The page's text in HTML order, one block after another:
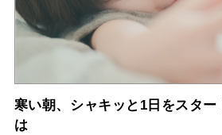
寒い朝、シャキッと1日をスター
は